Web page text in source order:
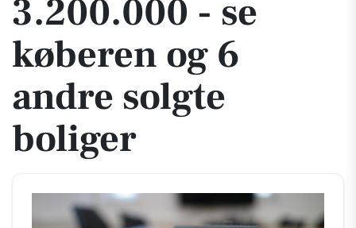
3.200.000 - se
køberen og 6
andre solgte
boliger